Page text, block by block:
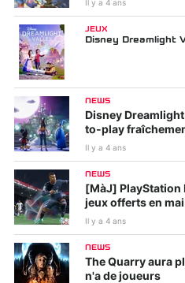
Il y a 4 ans
JEUX
Disney Dreamlight
NEWS
Disney
to-play
Il y a 4 ans
NEWS
[MàJ] PlayStation
jeux offerts en mai
Il y a 4 ans
NEWS
The Quarry aura
n'a de joueurs